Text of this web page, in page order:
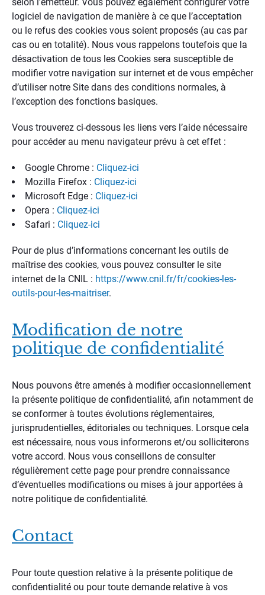
logiciel de navigation de manière à ce que l’acceptation
ou le refus des cookies vous soient proposés (au cas par
cas ou en totalité). Nous vous rappelons toutefois que la
désactivation de tous les Cookies sera susceptible de
modifier votre navigation sur internet et de vous empêcher
d’utiliser notre Site dans des conditions normales, à
l’exception des fonctions basiques.
Vous trouverez ci-dessous les liens vers l’aide nécessaire
pour accéder au menu navigateur prévu à cet effet :
Google Chrome : Cliquez-ici
Mozilla Firefox : Cliquez-ici
Microsoft Edge : Cliquez-ici
Opera : Cliquez-ici
Safari : Cliquez-ici
Pour de plus d’informations concernant les outils de
maîtrise des cookies, vous pouvez consulter le site
internet de la CNIL : https://www.cnil.fr/fr/cookies-les-
outils-pour-les-maitriser.
Modification de notre
politique de confidentialité
Nous pouvons être amenés à modifier occasionnellement
la présente politique de confidentialité, afin notamment de
se conformer à toutes évolutions réglementaires,
jurisprudentielles, éditoriales ou techniques. Lorsque cela
est nécessaire, nous vous informerons et/ou solliciterons
votre accord. Nous vous conseillons de consulter
régulièrement cette page pour prendre connaissance
d’éventuelles modifications ou mises à jour apportées à
notre politique de confidentialité.
Contact
Pour toute question relative à la présente politique de
confidentialité ou pour toute demande relative à vos